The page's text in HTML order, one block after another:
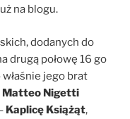
na blogu.
dodanych do
drugą połowę 16 go
właśnie jego brat
Matteo Nigetti
Kaplicę Książąt,